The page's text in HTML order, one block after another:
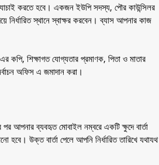
করতে হবে। একজন ইউপি সদস্য, পৌর কাউন্সিলর
নির্ধারিত স্থানে স্বাক্ষর করবেন। ব্যাস আপনার কাজ
শিক্ষাগত যোগ্যতার প্রমাণক, পিতা ও মাতার
অফিস এ জমাদান করা।
আপনার ব্যবহৃত মোবাইল নম্বরে একটি ক্ষুদে বার্তা
হবে। উক্ত বার্তা পেলে আপনি নির্ধারিত তারিখে যথাযথ